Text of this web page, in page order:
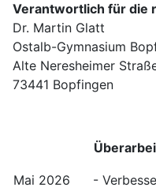
Verantwortlich für die
Dr. Martin Glatt
Ostalb-Gymnasium
Alte Neresheimer
73441 Bopfingen
Mai 2026 -